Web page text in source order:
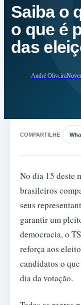
Saiba o
o que é
das
André Oliveira
COMPARTILHE
No dia 15 deste
brasileiros
seus
garantir um
democracia, o
reforça aos
candidatos o
dia da votação.